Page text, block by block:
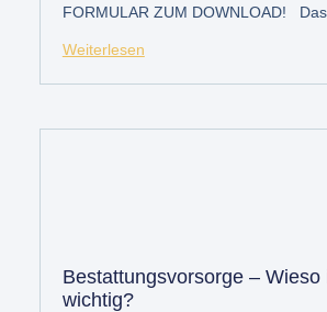
FORMULAR ZUM DOWNLOAD! Das
Weiterlesen
Bestattungsvorsorge – Wieso
wichtig?